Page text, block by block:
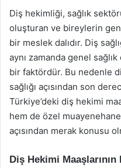
Diş hekimliği, sağlık
oluşturan ve bireylerin
bir meslek dalıdır. Diş
aynı zamanda genel
bir faktördür. Bu nedenle
sağlığı açısından son
Türkiye’deki diş hekimi
hem de özel
açısından merak konusu
Diş Hekimi